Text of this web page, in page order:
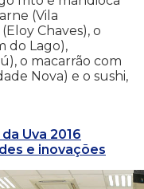
(Vila
Chaves), o
do Lago),
o macarrão com
Nova) e o sushi,
Uva 2016
e inovações